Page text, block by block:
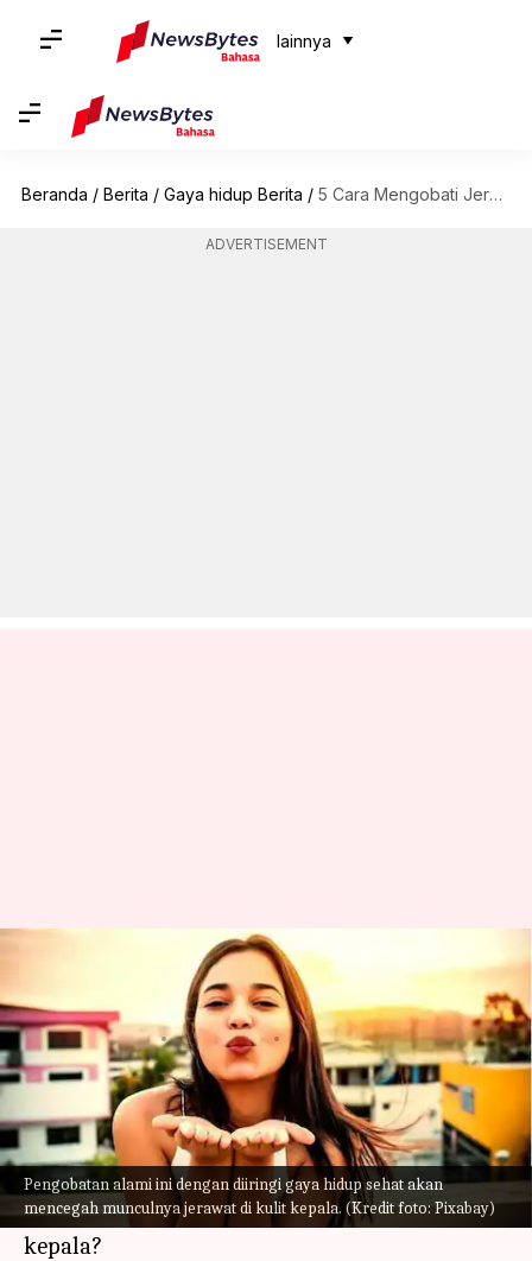
lainnya
Beranda / Berita / Gaya hidup Berita / 5 Cara Mengobati Jerawat Kulit Kepala Di Rumah
ADVERTISEMENT
Pengobatan alami ini dengan diiringi gaya hidup sehat akan
mencegah munculnya jerawat di kulit kepala. (Kredit foto: Pixabay)
5 Cara Mengobati Jerawat Kulit
Kepala Di Rumah
menulis Handoko May 23, 2023 12:44 pm
Apa ceritanya
Pernahkah Anda merasakan sakit yang
menusuk tajam saat menata rambut ketika sisir
Anda membentur sesuatu yang bergelombang di
kepala?